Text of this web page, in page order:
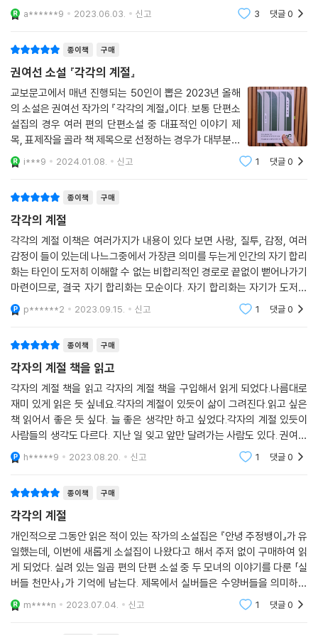
가 많이 됐어요각각의 계절을 나려면 각각의 힘듦이 필요하다는 작가님의
메세지에는 깊이 공
a******9 2023.06.03. 신고 3 댓글0
종이책 구매
권여선 소설 『각각의 계절』
교보문고에서 매년 진행되는 50인이 뽑은 2023년 올해
의 소설은 권여선 작가의 『각각의 계절』이다. 보통 단편소
설집의 경우 여러 편의 단편소설 중 대표적인 이야기 제
목, 표제작을 골라 책 제목으로 선정하는 경우가 대부분이
다. 하지만 소설집 『각각의 계절』은 다르다. 책에 수록된
일곱 편의 단편 중 ＜하늘 높이 아름답게＞의 마지막 문
i***9 2024.01.08. 신고 1 댓글0
종이책 구매
각각의 계절
각각의 계절 이책은 여러가지가 내용이 있다 보면 사랑, 질투, 감정, 여러
감정이 들이 있는데 나느그중에서 가장큰 의미를 두는게 인간의 자기 합리
화는 타인이 도저히 이해할 수 없는 비합리적인 경로로 끝없이 뻗어나가기
마련이므로, 결국 자기 합리화는 모순이다. 자기 합리화는 자기가 도저히
합리화될 수 없는 경우에만 작동하는 기제이니까. 그러나 우리는 어떠한
것이라도 합리적
p******2 2023.09.15. 신고 1 댓글0
종이책 구매
각자의 계절 책을 읽고
각자의 계절 책을 읽고 각자의 계절 책을 구입해서 읽게 되었다.나름대로
재미 있게 읽은 듯 싶네요.각자의 계절이 있듯이 삶이 그려진다.읽고 싶은
책 읽어서 좋은 듯 싶다. 늘 좋은 생각만 하고 싶었다.각자의 계절 있듯이
사람들의 생각도 다르다. 지난 일 잊고 앞만 달려가는 사람도 있다. 권여선
작가가 쓴 책은 언제 읽어도 실망 없는 듯각자의 계절 책을 읽으면서 재미
있게 읽은
h*****9 2023.08.20. 신고 1 댓글0
종이책 구매
각각의 계절
개인적으로 그동안 읽은 적이 있는 작가의 소설집은 『안녕 주정뱅이』가 유
일했는데, 이번에 새롭게 소설집이 나왔다고 해서 주저 없이 구매하여 읽
게 되었다. 실려 있는 일곱 편의 단편 소설 중 두 모녀의 이야기를 다룬 「실
버들 천만사」가 기억에 남는다. 제목에서 실버들은 수양버들을 의미하며
두 모녀 사이의 연결을 천만 개의 실버들로 비유한 것 같다. 끊어낼 수 없는
두 모녀
m****n 2023.07.04. 신고 1 댓글0